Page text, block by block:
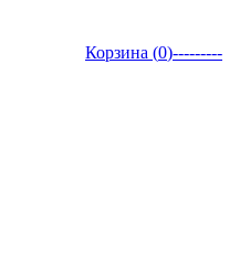
Корзина (0)---------